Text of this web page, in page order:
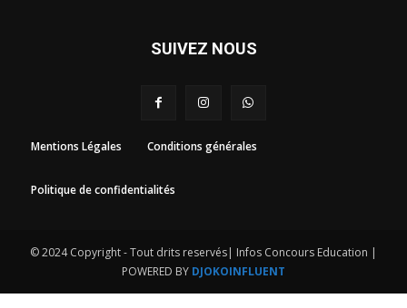
SUIVEZ NOUS
Mentions Légales Conditions générales
Politique de confidentialités
© 2024 Copyright - Tout drits reservés| Infos Concours Education |
POWERED BY DJOKOINFLUENT